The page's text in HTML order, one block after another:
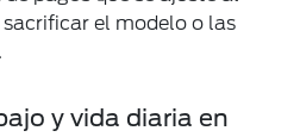
el modelo o las
y vida diaria en